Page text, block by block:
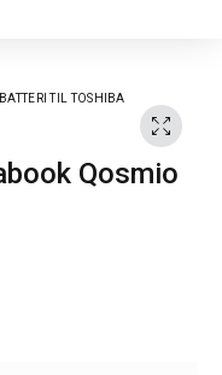
BATTERI TIL TOSHIBA